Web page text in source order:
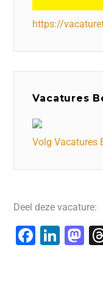
https://
Vacatures
Volg Vacatures
Deel deze vacature:
F
Li M